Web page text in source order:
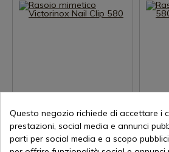
REF: 06463.94
Victorinox
Rasoio mimetico Victorinox
REF:
Questo negozio richiede di accettare i
prestazioni, social media e annunci
parti per social media e a scopo